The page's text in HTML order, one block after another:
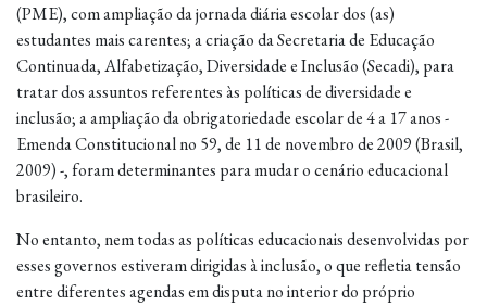
(PME), com ampliação da jornada diária escolar dos (as)
estudantes mais carentes; a criação da Secretaria de Educação
Continuada, Alfabetização, Diversidade e Inclusão (Secadi), para
tratar dos assuntos referentes às políticas de diversidade e
inclusão; a ampliação da obrigatoriedade escolar de 4 a 17 anos -
Emenda Constitucional no 59, de 11 de novembro de 2009 (Brasil,
2009) -, foram determinantes para mudar o cenário educacional
brasileiro.
No entanto, nem todas as políticas educacionais desenvolvidas por
esses governos estiveram dirigidas à inclusão, o que refletia tensão
entre diferentes agendas em disputa no interior do próprio